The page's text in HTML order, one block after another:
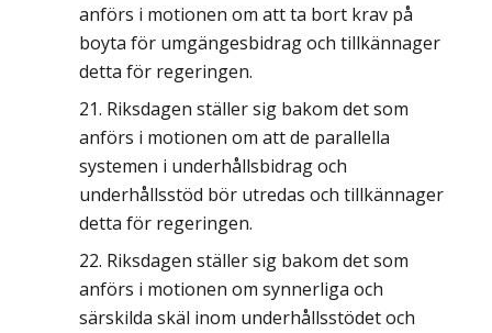
anförs i motionen om att ta bort krav på
boyta för umgängesbidrag och tillkännager
detta för regeringen.
Riksdagen ställer sig bakom det som
anförs i motionen om att de parallella
systemen i underhållsbidrag och
underhållsstöd bör utredas och tillkännager
detta för regeringen.
Riksdagen ställer sig bakom det som
anförs i motionen om synnerliga och
särskilda skäl inom underhållsstödet och